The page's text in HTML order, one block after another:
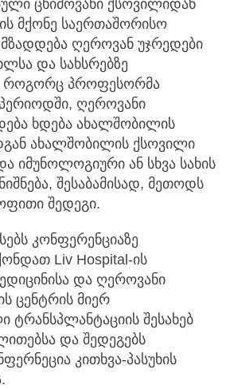
ცხიმოვანი ქსოვილიდან
მქონე საერთაშორისო
ღეროვან უჯრედები
და სახსრებზე
როგორც პროფესორმა
ღეროვანი
ხდება ახალშობილის
ახალშობილის ქსოვილი
იმუნოლოგიური ან სხვა სახის
შესაბამისად, მეთოდს
შედეგი.
კონფერენციაზე
Liv Hospital-ის
და ღეროვანი
ცენტრის მიერ
ტრანსპლანტაციის შესახებ
და შედეგებს
კითხვა-პასუხის